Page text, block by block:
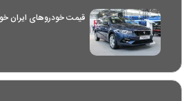
قیمت خودرو‌های ایران